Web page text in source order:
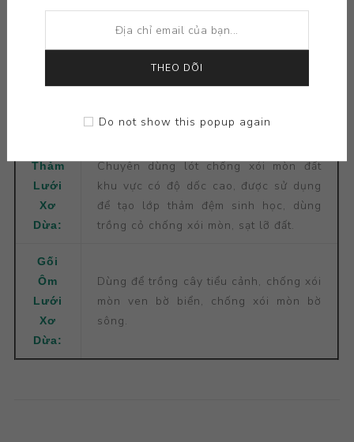
Ôm Lưới Xơ Dừa
Được dệt từ chỉ xơ dừa là loại chỉ
composite tự nhiên, được se thành dây
lưới theo yêu cầu của khách.
Thảm
Lưới
Xơ
Dừa:
Chuyên dùng lót chống xói mòn đất
khu vực có độ dốc cao, được sử dụng
để tạo lớp thảm đệm sinh học, dùng
trồng cỏ chống xói mòn, sạt lỡ đất.
Gối
Ôm
Lưới
Xơ
Dừa:
Dùng để trồng cây tiểu cảnh, chống xói
mòn ven bờ biển, chống xói mòn bờ
sông.
THEO DÕI
Do not show this popup again